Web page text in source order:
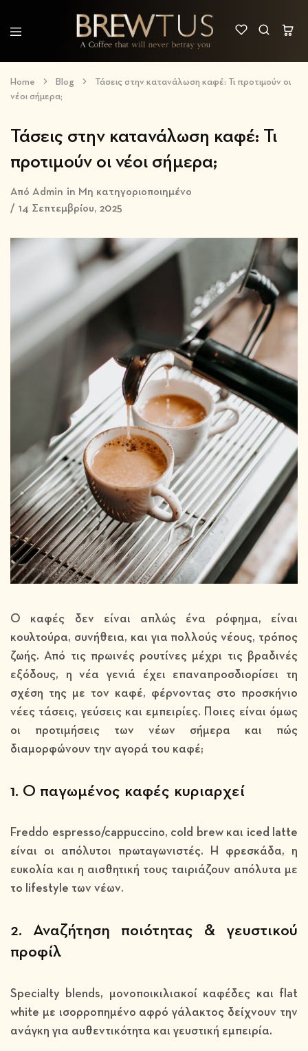
Coffee
Coffee
that
will
never
Home Blog
Τάσεις στην κατανάλωση καφέ: Τι προτιμούν οι
νέοι σήμερα;
Τάσεις στην κατανάλωση καφέ: Τι
προτιμούν οι νέοι σήμερα;
Από Admin in Μη κατηγοριοποιημένο
14 Σεπτεμβρίου, 2025
Ο καφές δεν είναι απλώς ένα ρόφημα, είναι
κουλτούρα, συνήθεια, και για πολλούς νέους, τρόπος
ζωής. Από τις πρωινές ρουτίνες μέχρι τις βραδινές
εξόδους, η νέα γενιά έχει επαναπροσδιορίσει τη
σχέση της με τον καφέ, φέρνοντας στο προσκήνιο
νέες τάσεις, γεύσεις και εμπειρίες. Ποιες είναι όμως
οι προτιμήσεις των νέων σήμερα και πώς
διαμορφώνουν την αγορά του καφέ;
1. Ο παγωμένος καφές κυριαρχεί
Freddo espresso/cappuccino, cold brew και iced latte
είναι οι απόλυτοι πρωταγωνιστές. Η φρεσκάδα, η
ευκολία και η αισθητική τους ταιριάζουν απόλυτα με
το lifestyle των νέων.
2. Αναζήτηση ποιότητας & γευστικού
προφίλ
Specialty blends, μονοποικιλιακοί καφέδες και flat
white με ισορροπημένο αφρό γάλακτος δείχνουν την
ανάγκη για αυθεντικότητα και γευστική εμπειρία.